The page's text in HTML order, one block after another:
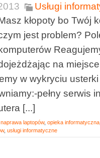
Usługi
kłopoty bo Twój
jest problem?
na
w wykryciu
pełny serwis
[...]
naprawa laptopów, opieka informatyczna
, usługi informatyczne